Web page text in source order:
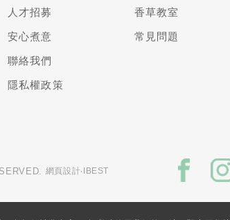
人才招募
安心煮意
聯絡我們
隱私權政策
香草教室
常見問題
網頁設計‧IBEST